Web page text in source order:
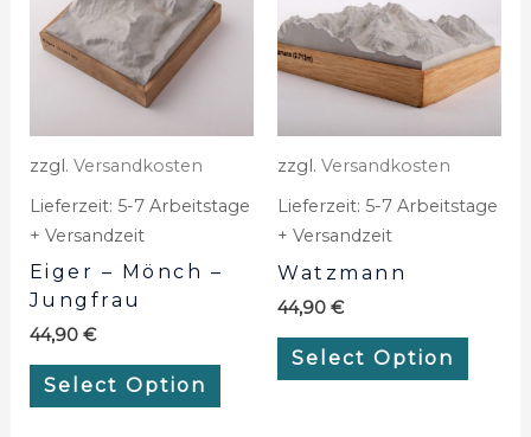
zzgl. Versandkosten
Lieferzeit: 5-7 Arbeitstage
+ Versandzeit
Eiger – Mönch –
Jungfrau
44,90 €
Select Option
zzgl. Versandkosten
Lieferzeit: 5-7 Arbeitstage
+ Versandzeit
Watzmann
44,90 €
Select Option